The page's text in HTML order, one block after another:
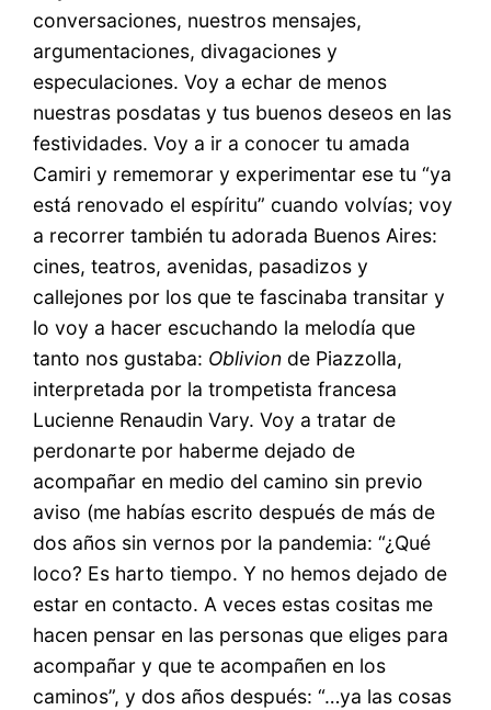
conversaciones, nuestros mensajes,
argumentaciones, divagaciones y
especulaciones. Voy a echar de menos
nuestras posdatas y tus buenos deseos en las
festividades. Voy a ir a conocer tu amada
Camiri y rememorar y experimentar ese tu “ya
está renovado el espíritu” cuando volvías; voy
a recorrer también tu adorada Buenos Aires:
cines, teatros, avenidas, pasadizos y
callejones por los que te fascinaba transitar y
lo voy a hacer escuchando la melodía que
tanto nos gustaba: Oblivion de Piazzolla,
interpretada por la trompetista francesa
Lucienne Renaudin Vary. Voy a tratar de
perdonarte por haberme dejado de
acompañar en medio del camino sin previo
aviso (me habías escrito después de más de
dos años sin vernos por la pandemia: “¿Qué
loco? Es harto tiempo. Y no hemos dejado de
estar en contacto. A veces estas cositas me
hacen pensar en las personas que eliges para
acompañar y que te acompañen en los
caminos”, y dos años después: “…ya las cosas